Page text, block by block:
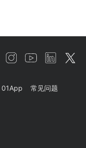
01App 常见问题